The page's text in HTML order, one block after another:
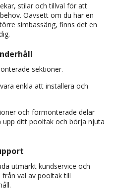
stilar och tillval för att
Oavsett om du har en
simbassäng, finns det en
sektioner.
enkla att installera och
och förmonterade delar
upp ditt pooltak och börja njuta
utmärkt kundservice och
val av pooltak till